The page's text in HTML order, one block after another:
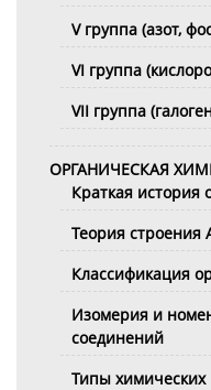
V группа (азот,
VI группа
VII группа
ОРГАНИЧЕСКАЯ
Краткая история
Теория строения
Классификация
Изомерия и
соединений
Типы химических